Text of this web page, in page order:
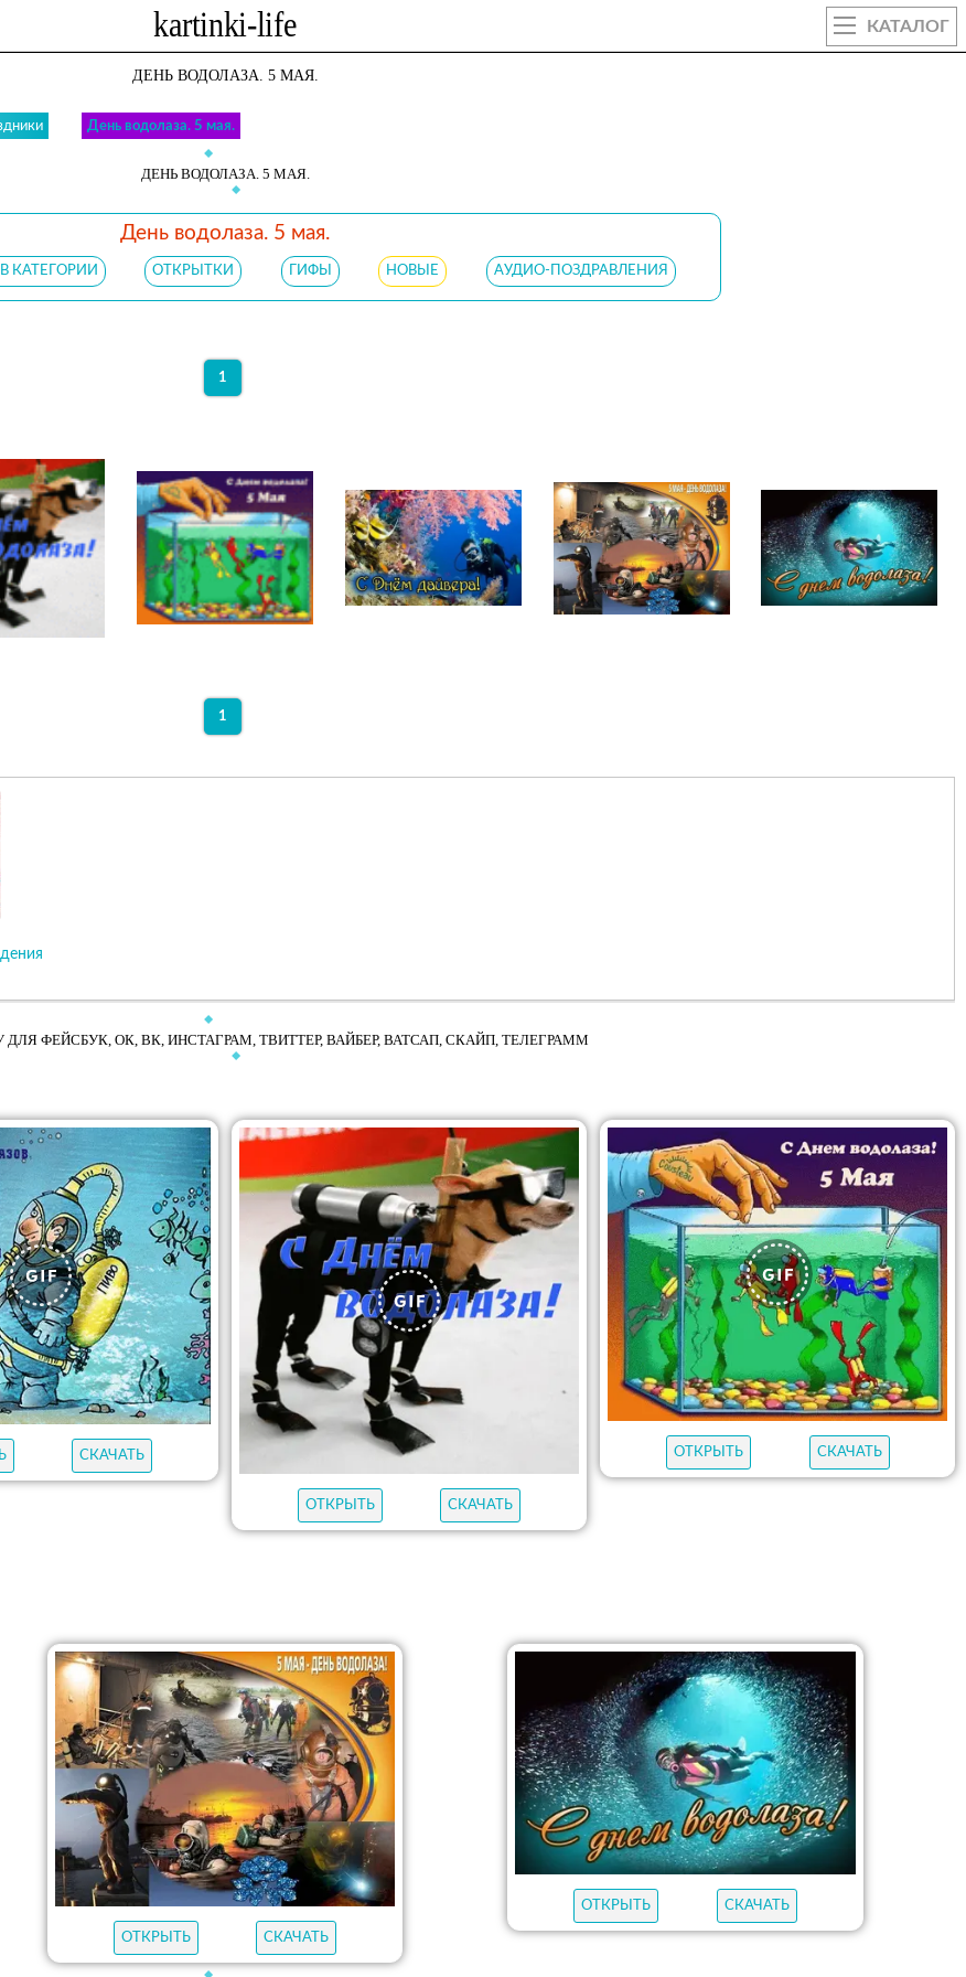
КАТАЛОГ
ДЕНЬ ВОДОЛАЗА. 5 МАЯ.
День водолаза. 5 мая.
ДЕНЬ ВОДОЛАЗА. 5 МАЯ.
День водолаза. 5 мая.
КАТЕГОРИИ ОТКРЫТКИ ГИФЫ НОВЫЕ АУДИО-ПОЗДРАВЛЕНИЯ
1
1
ДЛЯ ФЕЙСБУК, ОК, ВК, ИНСТАГРАМ, ТВИТТЕР, ВАЙБЕР, ВАТСАП, СКАЙП, ТЕЛЕГРАММ
СКАЧАТЬ
ОТКРЫТЬ СКАЧАТЬ
ОТКРЫТЬ СКАЧАТЬ
ОТКРЫТЬ СКАЧАТЬ
ОТКРЫТЬ СКАЧАТЬ